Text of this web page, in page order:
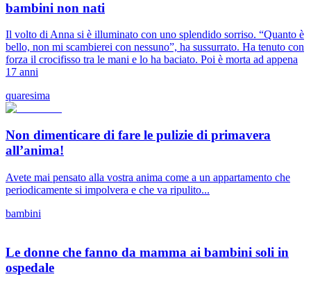
bambini non nati
Il volto di Anna si è illuminato con uno splendido sorriso. “Quanto è
bello, non mi scambierei con nessuno”, ha sussurrato. Ha tenuto con
forza il crocifisso tra le mani e lo ha baciato. Poi è morta ad appena
17 anni
quaresima
Non dimenticare di fare le pulizie di primavera
all’anima!
Avete mai pensato alla vostra anima come a un appartamento che
periodicamente si impolvera e che va ripulito...
bambini
Le donne che fanno da mamma ai bambini soli in
ospedale